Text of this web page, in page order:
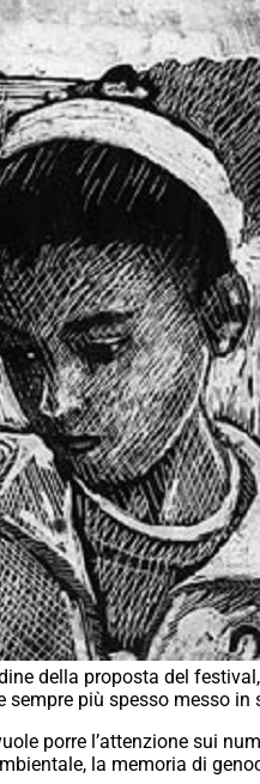
della proposta del
più spesso messo in
porre l’attenzione sui
la memoria di